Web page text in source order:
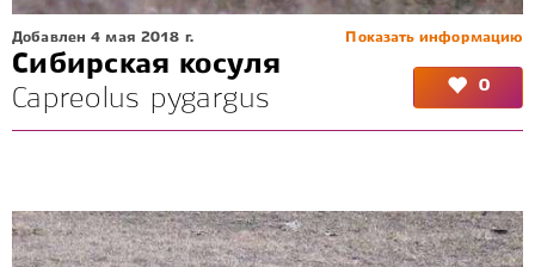
Показать информацию
Добавлен 4 мая 2018 г.
Сибирская косуля
Capreolus pygargus
0